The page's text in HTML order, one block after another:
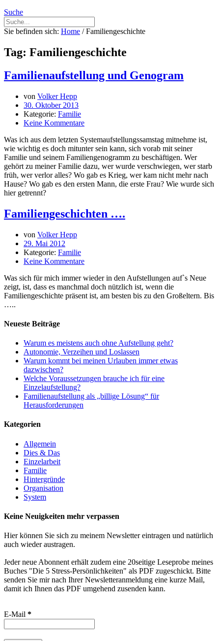
Suche
Sie befinden sich: Home / Familiengeschichte
Tag: Familiengeschichte
Familienaufstellung und Genogram
von Volker Hepp
30. Oktober 2013
Kategorie: Familie
Keine Kommentare
Was ich aus dem letzten Systemaufstellungssamstag mitnehme ist,
wie wichtig es doch mitunter sein kann, sich vorab mit seiner
Familie und seinem Familiengenogramm zu beschäftigen. Wer
gehört zu meiner Familie dazu, wer wurde verschwiegen, wer starb
früh, wer verlor alles? Wo gab es Krieg, wer kam nicht mehr nach
Hause? Wo gab es den ersten Mann, die erste Frau? Wie wurde sich
hier getrennt?
Familiengeschichten ….
von Volker Hepp
29. Mai 2012
Kategorie: Familie
Keine Kommentare
Was sich für mich immer wieder in den Aufstellungen auf`s Neue
zeigt, ist, dass es manchmal doch nützlich ist, wenn die
Familiengeschichte präsent ist, am besten bis zu den Großeltern. Bis
…..
Neueste Beiträge
Warum es meistens auch ohne Aufstellung geht?
Autonomie, Verzeihen und Loslassen
Warum kommt bei meinen Urlauben immer etwas
dazwischen?
Welche Voraussetzungen brauche ich für eine
Einzelaufstellung?
Familienaufstellung als „billige Lösung“ für
Herausforderungen
Kategorien
Allgemein
Dies & Das
Einzelarbeit
Familie
Hintergründe
Organisation
System
Keine Neuigkeiten mehr verpassen
Hier können Sie sich zu meinem Newsletter eintragen und natürlich
auch wieder austragen.
Jeder neue Abonnent erhält zudem eine 20seitige Leseprobe meines
Buches "Die 5 Stress-Persönlichkeiten" als PDF zugeschickt. Bitte
senden Sie mir nach Ihrer Newsletteranmeldung eine kurze Mail,
damit ich Ihnen das PDF umgehend zusenden kann.
E-Mail *